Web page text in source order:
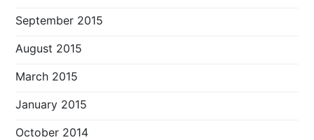
September 2015
August 2015
March 2015
January 2015
October 2014